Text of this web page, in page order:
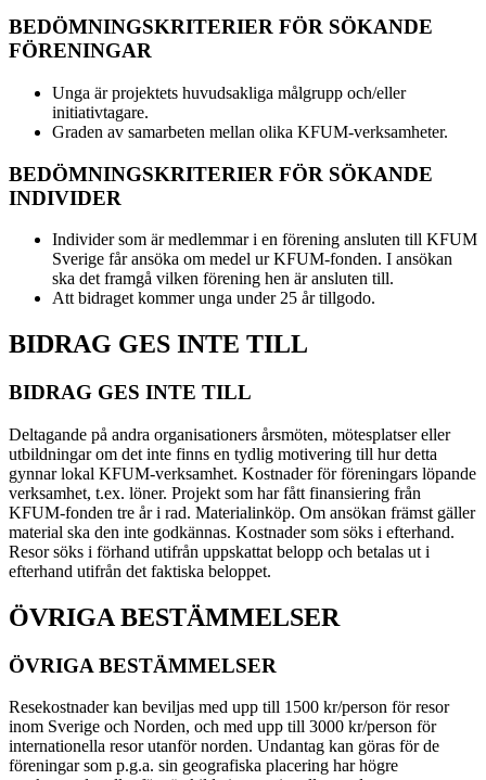
BEDÖMNINGSKRITERIER FÖR SÖKANDE
FÖRENINGAR
Unga är projektets huvudsakliga målgrupp och/eller
initiativtagare.
Graden av samarbeten mellan olika KFUM-verksamheter.
BEDÖMNINGSKRITERIER FÖR SÖKANDE
INDIVIDER
Individer som är medlemmar i en förening ansluten till KFUM
Sverige får ansöka om medel ur KFUM-fonden. I ansökan
ska det framgå vilken förening hen är ansluten till.
Att bidraget kommer unga under 25 år tillgodo.
BIDRAG GES INTE TILL
BIDRAG GES INTE TILL
Deltagande på andra organisationers årsmöten, mötesplatser eller
utbildningar om det inte finns en tydlig motivering till hur detta
gynnar lokal KFUM-verksamhet. Kostnader för föreningars löpande
verksamhet, t.ex. löner. Projekt som har fått finansiering från
KFUM-fonden tre år i rad. Materialinköp. Om ansökan främst gäller
material ska den inte godkännas. Kostnader som söks i efterhand.
Resor söks i förhand utifrån uppskattat belopp och betalas ut i
efterhand utifrån det faktiska beloppet.
ÖVRIGA BESTÄMMELSER
ÖVRIGA BESTÄMMELSER
Resekostnader kan beviljas med upp till 1500 kr/person för resor
inom Sverige och Norden, och med upp till 3000 kr/person för
internationella resor utanför norden. Undantag kan göras för de
föreningar som p.g.a. sin geografiska placering har högre